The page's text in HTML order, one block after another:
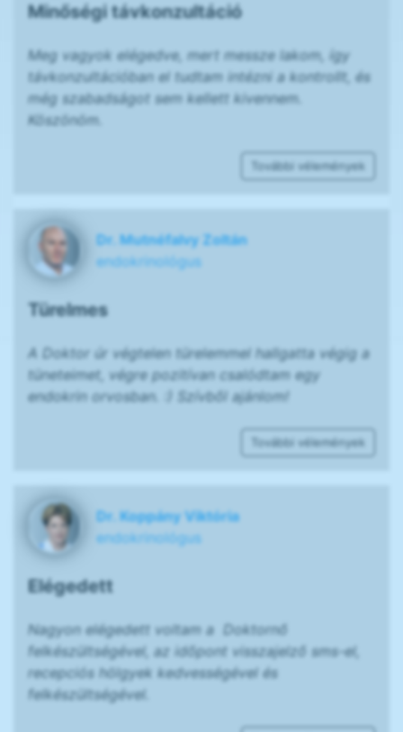
Minőségi távkonzultáció
Meg vagyok elégedve, mert messze lakom, így
távkonzultációban el tudtam intézni a kontrollt, és
még szabadságot sem kellett kivennem.
Köszönöm.
További vélemények
Dr. Mutnéfalvy Zoltán
endokrinológus
Türelmes
A Doktor úr végtelen türelemmel hallgatta végig a
tüneteimet, végre pozitívan csalódtam egy
endokrin orvosban. :) Szívből ajánlom!
További vélemények
Dr. Koppány Viktória
endokrinológus
Elégedett
Nagyon elégedett voltam a Doktornő
felkészültségével, az időpont visszajelző sms-el,
recepciós hölgyek kedvességével és
felkészültségével.